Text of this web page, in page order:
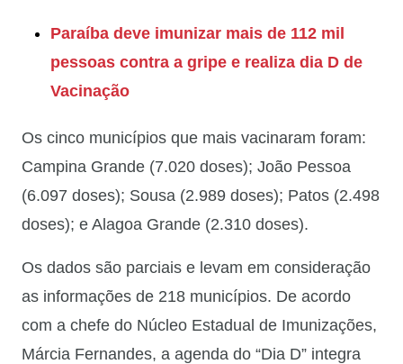
Paraíba deve imunizar mais de 112 mil
pessoas contra a gripe e realiza dia D de
Vacinação
Os cinco municípios que mais vacinaram foram:
Campina Grande (7.020 doses); João Pessoa
(6.097 doses); Sousa (2.989 doses); Patos (2.498
doses); e Alagoa Grande (2.310 doses).
Os dados são parciais e levam em consideração
as informações de 218 municípios. De acordo
com a chefe do Núcleo Estadual de Imunizações,
Márcia Fernandes, a agenda do “Dia D” integra